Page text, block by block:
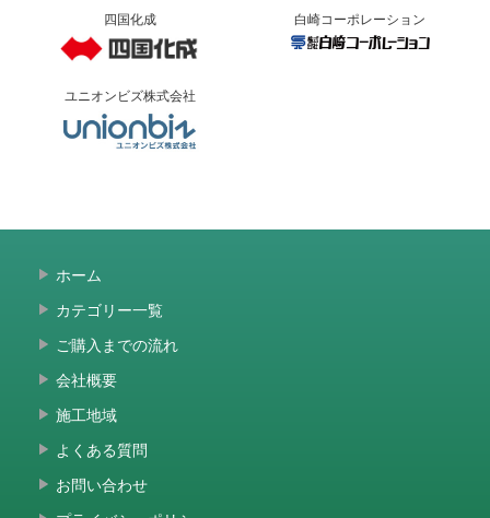
四国化成 白崎コーポレーション
ユニオンビズ株式会社
ホーム
カテゴリー一覧
ご購入までの流れ
会社概要
施工地域
よくある質問
お問い合わせ